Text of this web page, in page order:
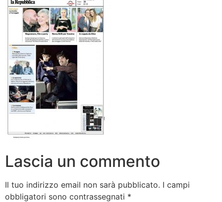
Lascia un commento
Il tuo indirizzo email non sarà pubblicato. I campi
obbligatori sono contrassegnati *